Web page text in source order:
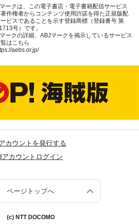
ークは、この電子書店・電子書籍配信サービス
作権者からコンテンツ使用許諾を得た正規版配
ビスであることを示す登録商標（登録番号 第
号）です。
ークの詳細、ABJマークを掲示しているサービス
はこちら
aebs.or.jp/
カウントを発行する
アカウントログイン
ページトップへ
(c) NTT DOCOMO